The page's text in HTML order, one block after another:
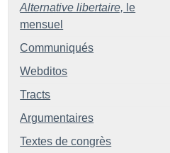
Alternative libertaire, le
mensuel
Communiqués
Webditos
Tracts
Argumentaires
Textes de congrès